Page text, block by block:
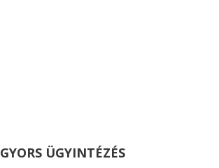
GYORS ÜGYINTÉZÉS